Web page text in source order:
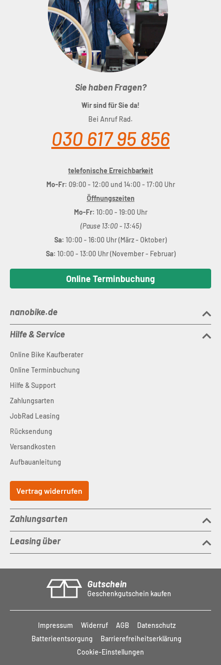
Sie haben Fragen?
Wir sind für Sie da!
Bei Anruf Rad.
030 617 95 856
telefonische Erreichbarkeit
Mo-Fr: 09:00 - 12:00 und 14:00 - 17:00 Uhr
Öffnungszeiten
Mo-Fr: 10:00 - 19:00 Uhr
(Pause 13:00 - 13:45)
Sa: 10:00 - 16:00 Uhr (März - Oktober)
Sa: 10:00 - 13:00 Uhr (November - Februar)
Online Terminbuchung
nanobike.de
Hilfe & Service
Online Bike Kaufberater
Online Terminbuchung
Hilfe & Support
Zahlungsarten
JobRad Leasing
Rücksendung
Versandkosten
Aufbauanleitung
Vertrag widerrufen
Zahlungsarten
Leasing über
Gutschein
Geschenkgutschein kaufen
Impressum Widerruf AGB
Datenschutz
Batterieentsorgung
Barrierefreiheitserklärung
Cookie-Einstellungen